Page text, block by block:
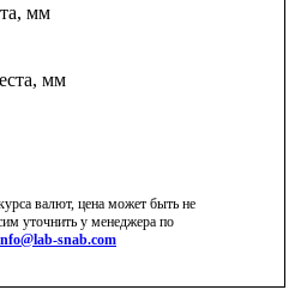
мм
мм
валют, цена может быть не
уточнить у менеджера по
snab.com